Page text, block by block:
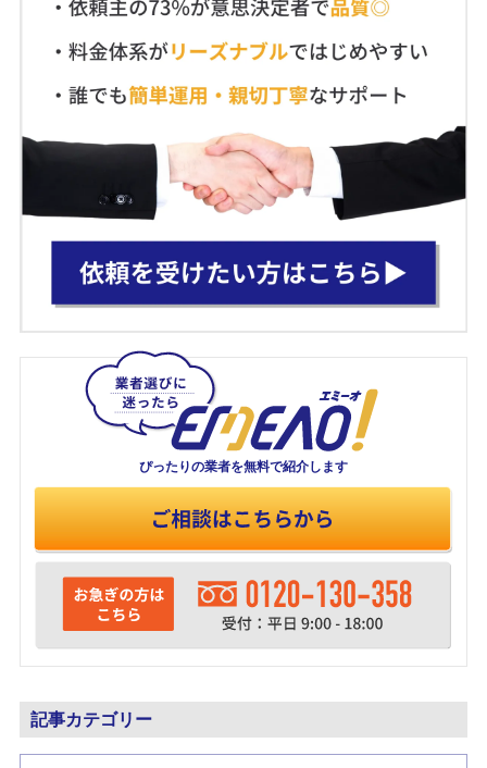
ぴったりの業者を無料で紹介します
記事カテゴリー